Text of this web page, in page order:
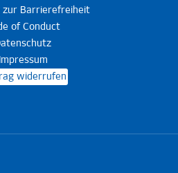
zur Barrierefreiheit
of Conduct
Impressum
widerrufen